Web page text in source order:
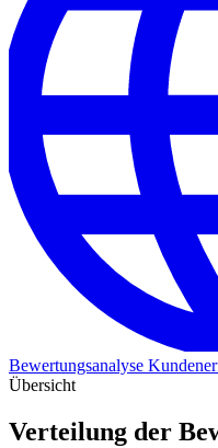
Bewertungsanalyse
Übersicht
Verteilung der